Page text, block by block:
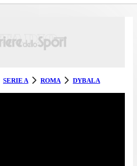
SERIE A ROMA DYBALA